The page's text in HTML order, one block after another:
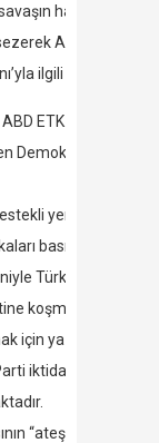
halifeyi
Ankara’dan
ilgili görülerek
ETKİSİNDE
Demokrat Parti
yerli
basın yayın
Türk
koşmaya
için yazdığı
iktidarının isteği
“ateşli